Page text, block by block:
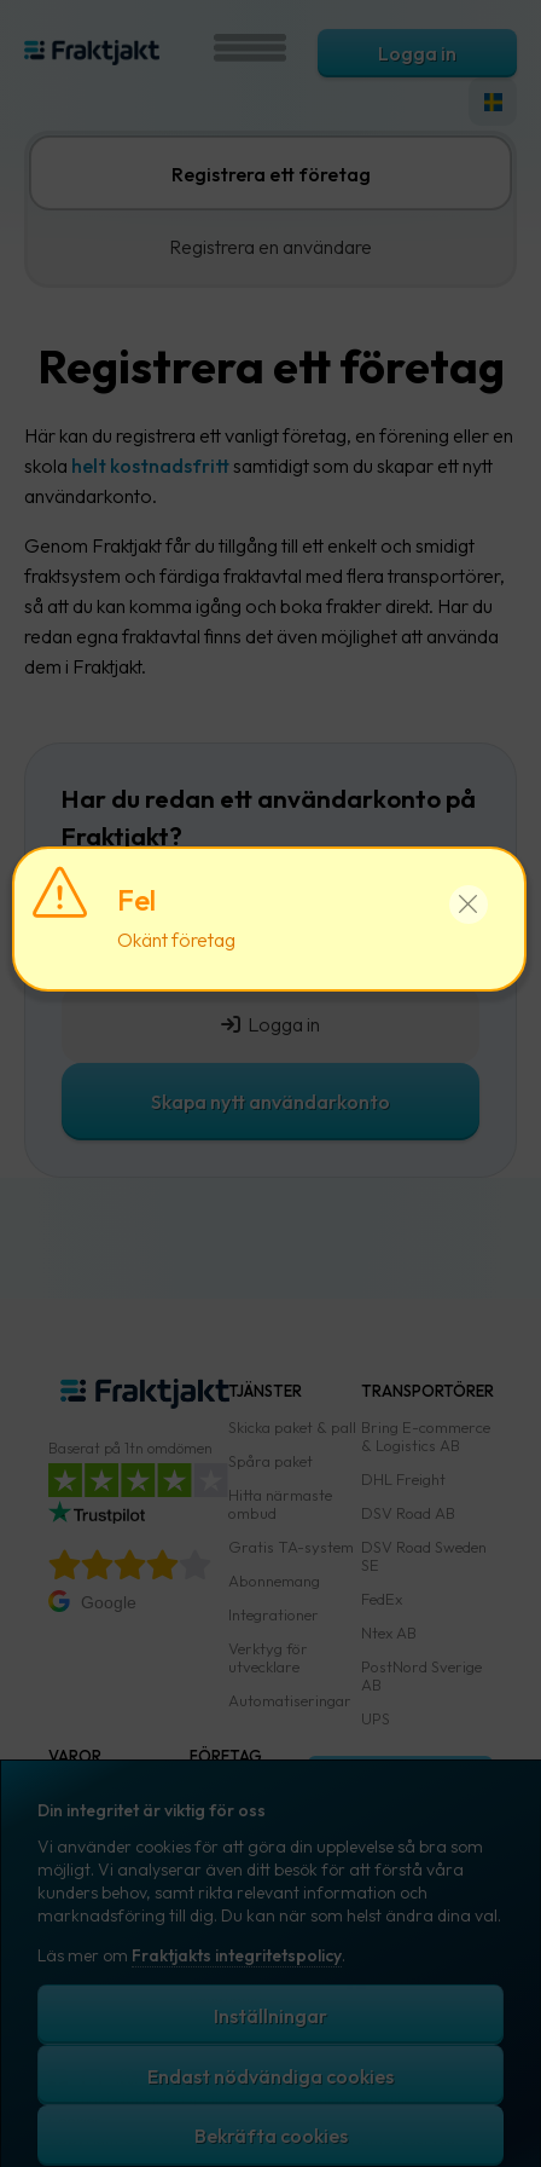
Logga in
Fel
Okänt företag
Registrera ett företag
Registrera en användare
Registrera ett företag
Här kan du registrera ett vanligt företag, en förening eller en
skola helt kostnadsfrittsamtidigt som du skapar ett nytt
användarkonto.
Genom Fraktjakt får du tillgång till ett enkelt och smidigt
fraktsystem och färdiga fraktavtal med flera transportörer,
så att du kan komma igång och boka frakter direkt. Har du
redan egna fraktavtal finns det även möjlighet att använda
dem i Fraktjakt.
Har du redan ett användarkonto på
Fraktjakt?
Då rekommenderar vi att du först
och
sedan lägger till ett företag till ditt befintliga
användarkonto.
Logga in
Skapa nytt användarkonto
Baserat på 1tn omdömen
Google
TJÄNSTER
Skicka paket & pall
Spåra paket
Hitta närmaste
ombud
Gratis TA-system
Abonnemang
Integrationer
Verktyg för
utvecklare
Automatiseringar
TRANSPORTÖRER
Bring E-commerce
& Logistics AB
DHL Freight
DSV Road AB
DSV Road Sweden
SE
FedEx
Ntex AB
PostNord Sverige
AB
UPS
VAROR
Märkning
Emballage
Emballagetillbehör
Kontorsvaror
FÖRETAG
Pressrum
Medarbetare
Jobb & karriär
Nyhetsarkiv
Blogg
Skapa konto
Copyright © 2007 – 2026 Fraktjakt AB. All rights reserved.
Din integritet är viktig för oss
Vi använder cookies för att göra din upplevelse så bra som
möjligt. Vi analyserar även ditt besök för att förstå våra
kunders behov, samt rikta relevant information och
marknadsföring till dig. Du kan när som helst ändra dina val.
Läs mer om Fraktjakts integritetspolicy.
Inställningar
Endast nödvändiga cookies